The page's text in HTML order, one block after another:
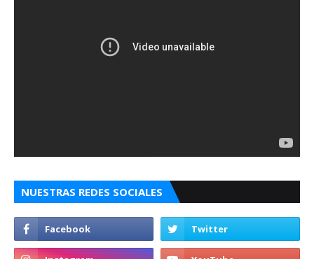
NUESTRAS REDES SOCIALES